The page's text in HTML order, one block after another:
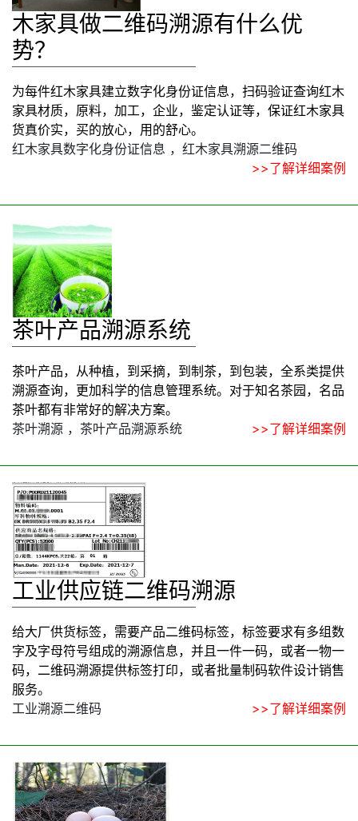
木家具做二维码溯源有什么优
势？
为每件红木家具建立数字化身份证信息，扫码验证查询红木
家具材质，原料，加工，企业，鉴定认证等，保证红木家具
货真价实，买的放心，用的舒心。
红木家具数字化身份证信息 ，红木家具溯源二维码
>>了解详细案例
茶叶产品溯源系统
茶叶产品，从种植，到采摘，到制茶，到包装，全系类提供
溯源查询，更加科学的信息管理系统。对于知名茶园，名品
茶叶都有非常好的解决方案。
茶叶溯源 ，茶叶产品溯源系统
>>了解详细案例
工业供应链二维码溯源
给大厂供货标签，需要产品二维码标签，标签要求有多组数
字及字母符号组成的溯源信息，并且一件一码，或者一物一
码，二维码溯源提供标签打印，或者批量制码软件设计销售
服务。
工业溯源二维码
>>了解详细案例